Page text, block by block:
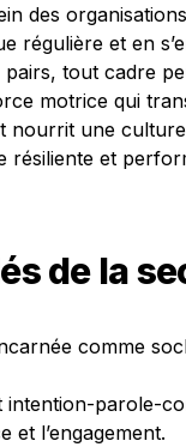
des
régulière et en
pairs, tout cadre
motrice qui
nourrit une culture
résiliente et
de la
comme
intention-parole-
et l’engagement.